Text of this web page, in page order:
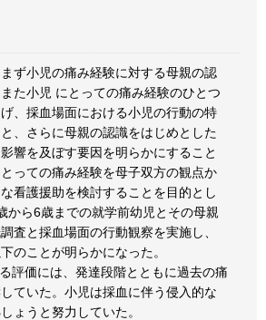
ず小児の痛み経験に対する母親の認
た小児 にとっての痛み経験のひとつ
、採血場面における小児の行動の特
、さらに母親の認識をはじめとした
響を及ぼす要因を明らかにすること
っての痛み経験を母子双方の観点か
看護援助を検討することを目的とし
から6歳までの就学前幼児とその母親
査と採血場面の行動観察を実施し、
のことが明らかになった。
評価には、発達段階とともに過去の痛
ていた。小児は採血に伴う侵入的な
ょうと努力していた。